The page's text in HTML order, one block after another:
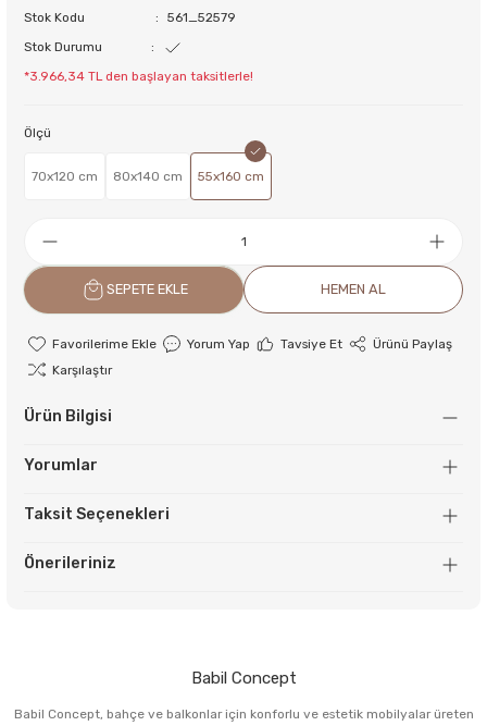
Stok Kodu
561_52579
Stok Durumu
*3.966,34 TL den başlayan taksitlerle!
Ölçü
70x120 cm 80x140 cm 55x160 cm
SEPETE EKLE HEMEN AL
Yorum Yap Tavsiye Et
Ürünü Paylaş
Karşılaştır
Ürün Bilgisi
Yorumlar
Taksit Seçenekleri
Önerileriniz
Babil Concept
Babil Concept, bahçe ve balkonlar için konforlu ve estetik mobilyalar üreten